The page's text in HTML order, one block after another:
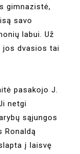
gimnazistė,
savo
labui. Už
jos dvasios tai
pasakojo J.
netgi
sąjungos
Ronaldą
į laisvę